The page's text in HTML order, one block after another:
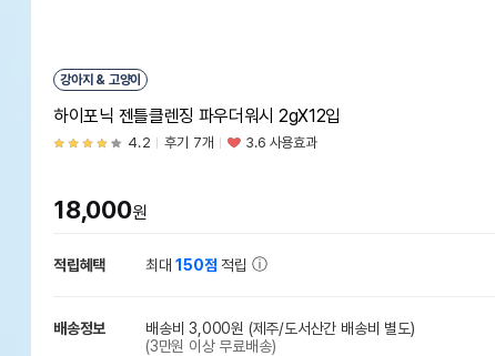
강아지 & 고양이
하이포닉 젠틀클렌징 파우더워시 2gX12입
4.2 후기 7개 3.6 사용효과
18,000원
적립혜택 최대150점 적립
배송정보 배송비 3,000원 (제주/도서산간 배송비 별도)
(3만원 이상 무료배송)